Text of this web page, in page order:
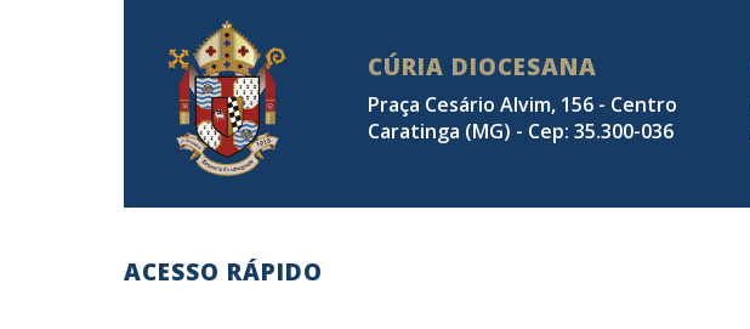
CÚRIA DIOCESANA
Praça Cesário Alvim, 156 - Centro
Caratinga (MG) - Cep: 35.300-036
ACESSO RÁPIDO